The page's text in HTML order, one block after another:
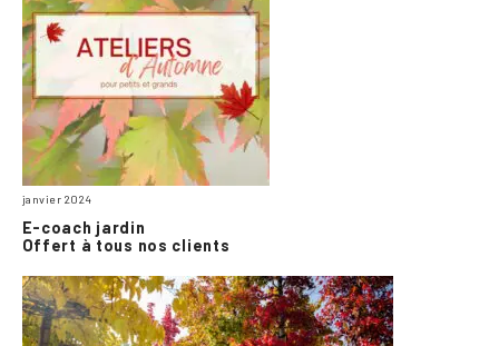
janvier 2024
E-coach jardin
Offert à tous nos clients